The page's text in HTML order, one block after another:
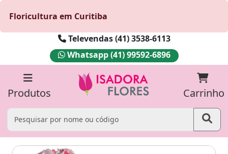
Floricultura em Curitiba
Televendas (41) 3538-6113
Whatsapp (41) 99592-6896
Produtos Carrinho